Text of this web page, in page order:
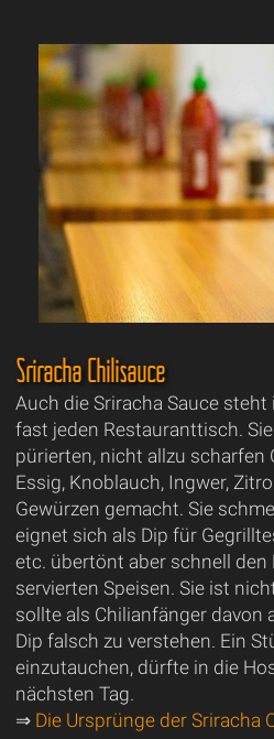
Sriracha Chilisauce
Auch die Sriracha Sauce
fast jeden Restauranttisch.
pürierten, nicht allzu scharfen
Essig, Knoblauch, Ingwer,
Gewürzen gemacht. Sie
eignet sich als Dip für
etc. übertönt aber schnell den
servierten Speisen. Sie ist
sollte als Chilianfänger davon
Dip falsch zu verstehen. Ein
einzutauchen, dürfte in die
nächsten Tag.
⇒ Die Ursprünge der Sriracha